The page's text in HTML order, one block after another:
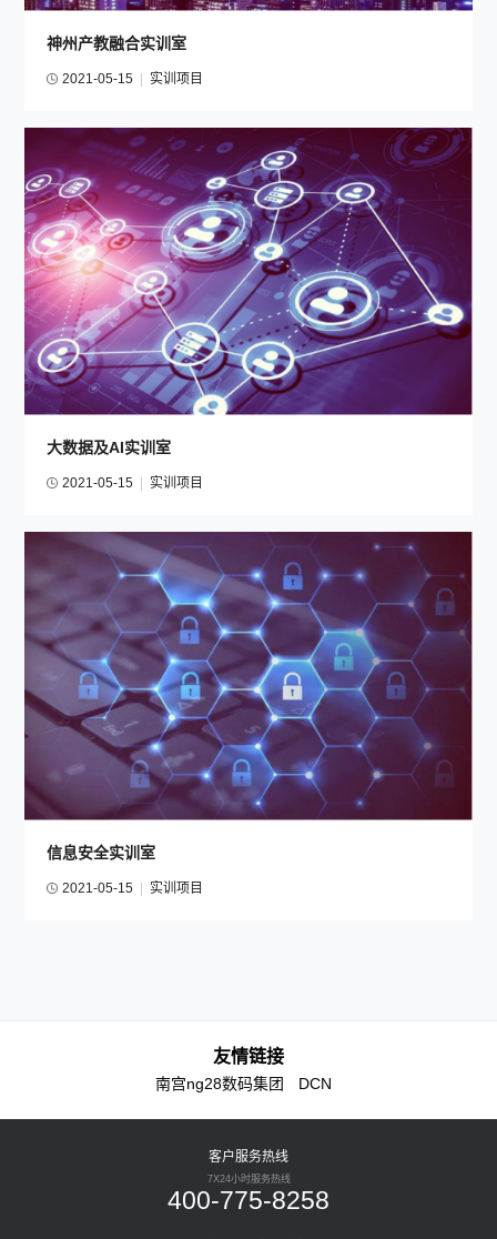
神州产教融合实训室
2021-05-15 | 实训项目
大数据及AI实训室
2021-05-15 实训项目
信息安全实训室
2021-05-15 实训项目
友情链接
南宫ng28数码集团 DCN
客户服务热线
7X24小时服务热线
400-775-8258